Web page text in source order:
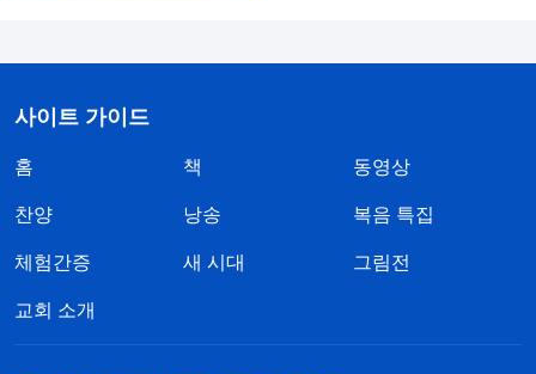
사이트 가이드
홈 책 동영상
찬양 낭송 복음 특집
체험간증 새 시대 그림전
교회 소개